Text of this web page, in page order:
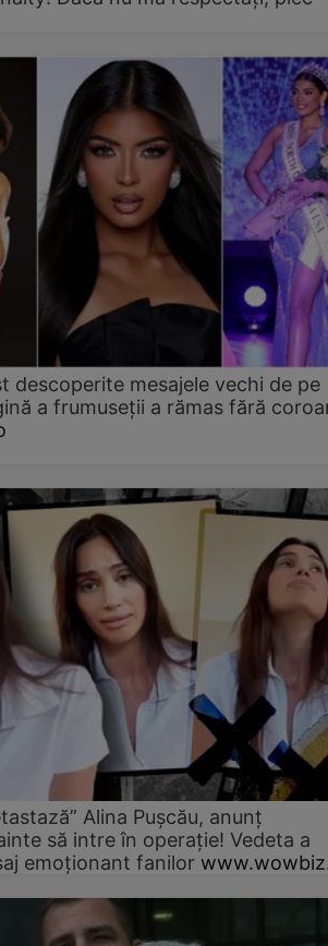
descoperite mesajele vechi de pe
a frumuseții a rămas fără
Alina Pușcău, anunț
să intre în operație! Vedeta a
emoționant fanilor